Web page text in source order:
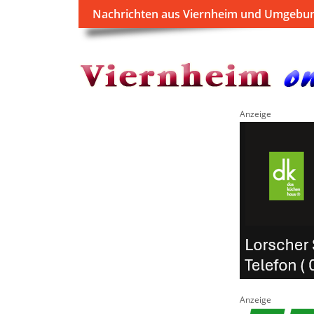
Nachrichten aus Viernheim und
Anzeige
Anzeige